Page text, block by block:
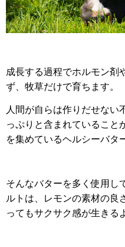
成長する過程でホルモン剤
ず、牧草だけで育ちます。
人間が自らは作りだせない
っぷりと含まれていること
を集めているヘルシーバタ
そんなバターを多く使用し
ルトは、
レモンの素材の良
ってもサクサク感が生きる